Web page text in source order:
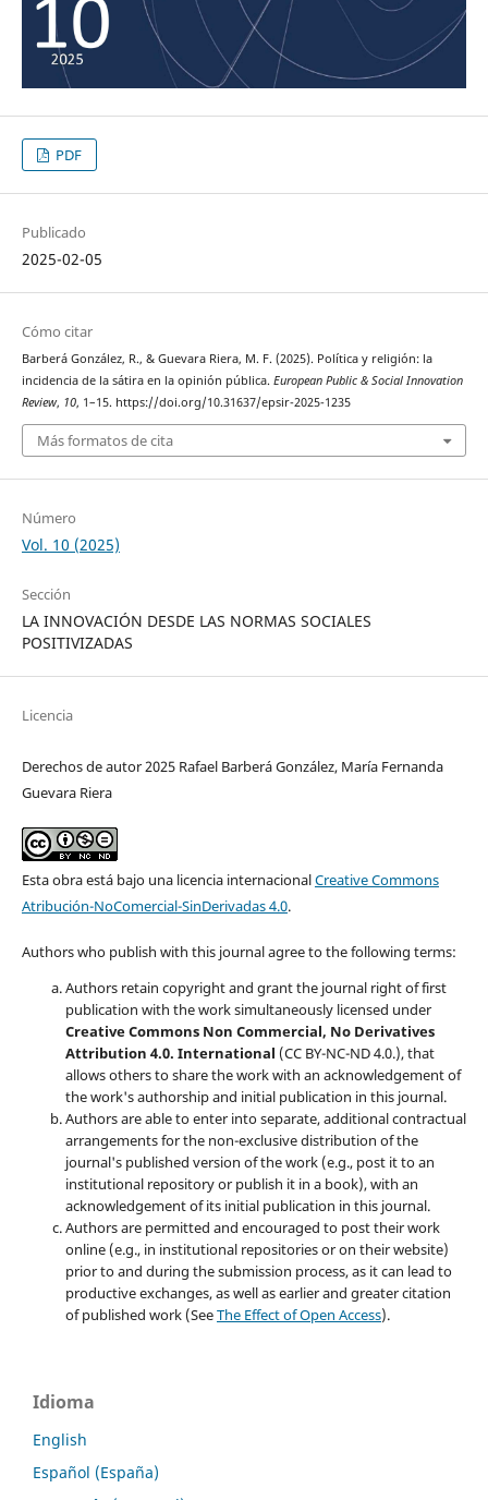
PDF
Publicado
2025-02-05
Cómo citar
Barberá González, R., & Guevara Riera, M. F. (2025). Política y religión: la
incidencia de la sátira en la opinión pública. European Public & Social Innovation
Review, 10, 1–15. https://doi.org/10.31637/epsir-2025-1235
Más formatos de cita
Número
Vol. 10 (2025)
Sección
LA INNOVACIÓN DESDE LAS NORMAS SOCIALES
POSITIVIZADAS
Licencia
Derechos de autor 2025 Rafael Barberá González, María Fernanda
Guevara Riera
Esta obra está bajo una licencia internacionalCreative Commons
Atribución-NoComercial-SinDerivadas 4.0.
Authors who publish with this journal agree to the following terms:
Authors retain copyright and grant the journal right of first
publication with the work simultaneously licensed under
Creative Commons Non Commercial, No Derivatives
Attribution 4.0. International (CC BY-NC-ND 4.0.), that
allows others to share the work with an acknowledgement of
the work's authorship and initial publication in this journal.
Authors are able to enter into separate, additional contractual
arrangements for the non-exclusive distribution of the
journal's published version of the work (e.g., post it to an
institutional repository or publish it in a book), with an
acknowledgement of its initial publication in this journal.
Authors are permitted and encouraged to post their work
online (e.g., in institutional repositories or on their website)
prior to and during the submission process, as it can lead to
productive exchanges, as well as earlier and greater citation
of published work (SeeThe Effect of Open Access).
Idioma
English
Español (España)